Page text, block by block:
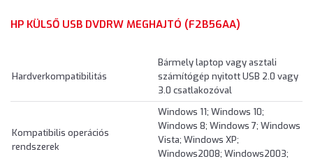
HP KÜLSŐ USB DVDRW MEGHAJTÓ (F2B56AA)
Hardverkompatibilitás
Bármely laptop vagy asztali
számítógép nyitott USB 2.0 vagy
3.0 csatlakozóval
Kompatibilis operációs
rendszerek
Windows 11; Windows 10;
Windows 8; Windows 7; Windows
Vista; Windows XP;
Windows2008; Windows2003;